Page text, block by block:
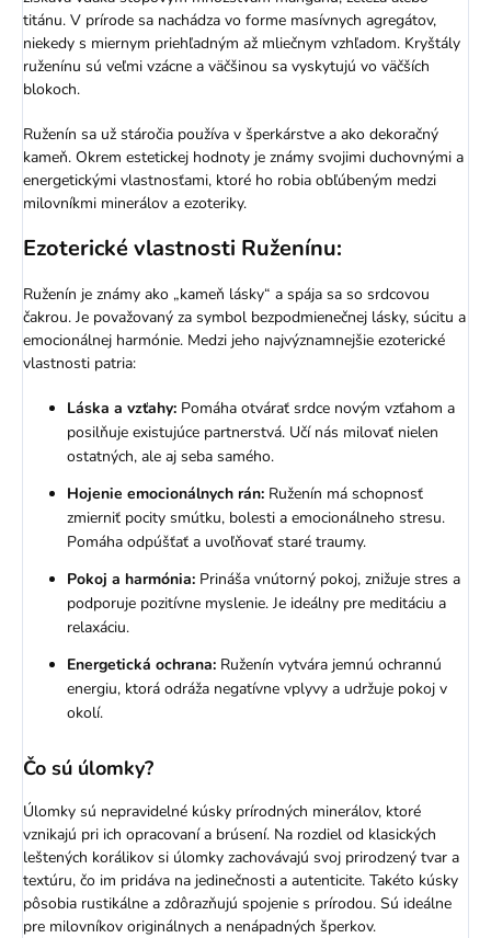
titánu. V prírode sa nachádza vo forme masívnych agregátov,
niekedy s miernym priehľadným až mliečnym vzhľadom. Kryštály
ruženínu sú veľmi vzácne a väčšinou sa vyskytujú vo väčších
blokoch.
Ruženín sa už stáročia používa v šperkárstve a ako dekoračný
kameň. Okrem estetickej hodnoty je známy svojimi duchovnými a
energetickými vlastnosťami, ktoré ho robia obľúbeným medzi
milovníkmi minerálov a ezoteriky.
Ezoterické vlastnosti Ruženínu:
Ruženín je známy ako „kameň lásky“ a spája sa so srdcovou
čakrou. Je považovaný za symbol bezpodmienečnej lásky, súcitu a
emocionálnej harmónie. Medzi jeho najvýznamnejšie ezoterické
vlastnosti patria:
Láska a vzťahy: Pomáha otvárať srdce novým vzťahom a
posilňuje existujúce partnerstvá. Učí nás milovať nielen
ostatných, ale aj seba samého.
Hojenie emocionálnych rán: Ruženín má schopnosť
zmierniť pocity smútku, bolesti a emocionálneho stresu.
Pomáha odpúšťať a uvoľňovať staré traumy.
Pokoj a harmónia: Prináša vnútorný pokoj, znižuje stres a
podporuje pozitívne myslenie. Je ideálny pre meditáciu a
relaxáciu.
Energetická ochrana: Ruženín vytvára jemnú ochrannú
energiu, ktorá odráža negatívne vplyvy a udržuje pokoj v
okolí.
Čo sú úlomky?
Úlomky sú nepravidelné kúsky prírodných minerálov, ktoré
vznikajú pri ich opracovaní a brúsení. Na rozdiel od klasických
leštených korálikov si úlomky zachovávajú svoj prirodzený tvar a
textúru, čo im pridáva na jedinečnosti a autenticite. Takéto kúsky
pôsobia rustikálne a zdôrazňujú spojenie s prírodou. Sú ideálne
pre milovníkov originálnych a nenápadných šperkov.